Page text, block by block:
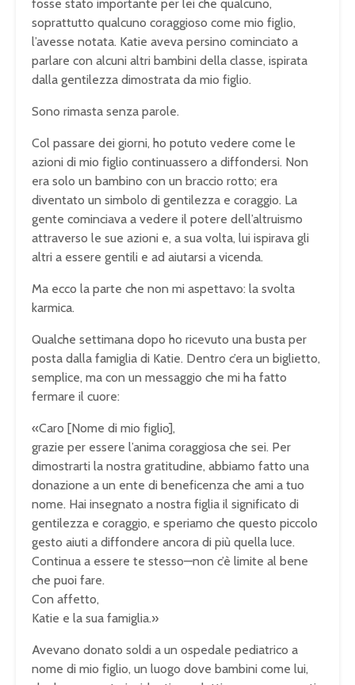
fosse stato importante per lei che qualcuno,
soprattutto qualcuno coraggioso come mio figlio,
l’avesse notata. Katie aveva persino cominciato a
parlare con alcuni altri bambini della classe, ispirata
dalla gentilezza dimostrata da mio figlio.
Sono rimasta senza parole.
Col passare dei giorni, ho potuto vedere come le
azioni di mio figlio continuassero a diffondersi. Non
era solo un bambino con un braccio rotto; era
diventato un simbolo di gentilezza e coraggio. La
gente cominciava a vedere il potere dell’altruismo
attraverso le sue azioni e, a sua volta, lui ispirava gli
altri a essere gentili e ad aiutarsi a vicenda.
Ma ecco la parte che non mi aspettavo: la svolta
karmica.
Qualche settimana dopo ho ricevuto una busta per
posta dalla famiglia di Katie. Dentro c’era un biglietto,
semplice, ma con un messaggio che mi ha fatto
fermare il cuore:
«Caro [Nome di mio figlio],
grazie per essere l’anima coraggiosa che sei. Per
dimostrarti la nostra gratitudine, abbiamo fatto una
donazione a un ente di beneficenza che ami a tuo
nome. Hai insegnato a nostra figlia il significato di
gentilezza e coraggio, e speriamo che questo piccolo
gesto aiuti a diffondere ancora di più quella luce.
Continua a essere te stesso—non c’è limite al bene
che puoi fare.
Con affetto,
Katie e la sua famiglia.»
Avevano donato soldi a un ospedale pediatrico a
nome di mio figlio, un luogo dove bambini come lui,